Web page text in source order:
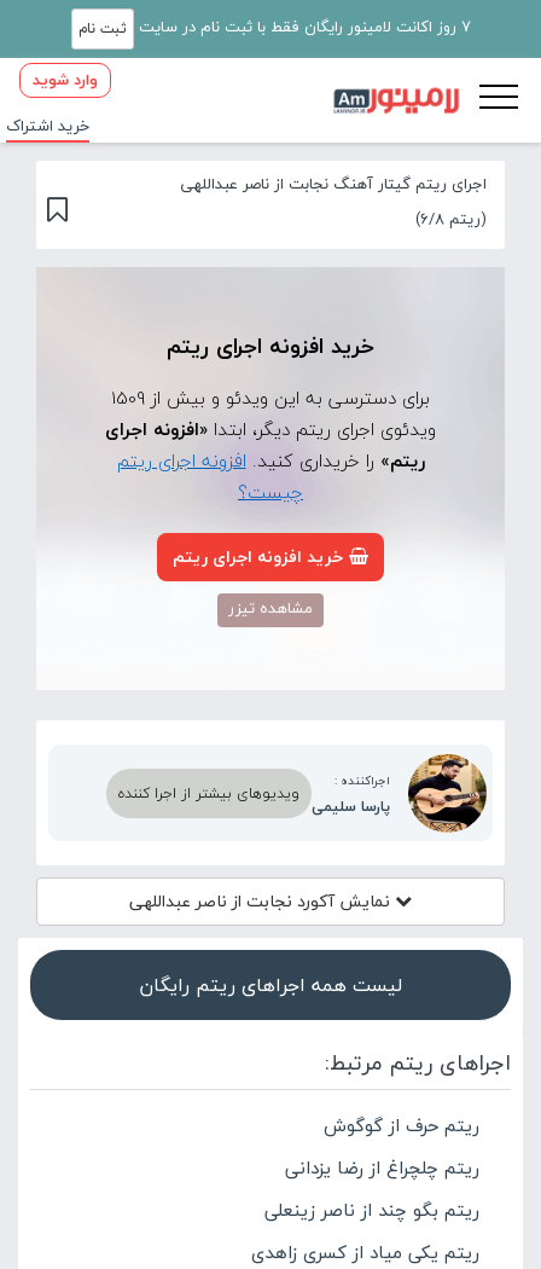
7 روز اکانت لامینور رایگان فقط با ثبت نام در سایت ثبت نام
وارد شوید
خرید اشتراک
اجرای ریتم گیتار آهنگ نجابت از ناصر عبداللهی
(ریتم 6/8)
خرید افزونه اجرای ریتم
برای دسترسی به این ویدئو و بیش از 1509
ویدئوی اجرای ریتم دیگر، ابتدا «افزونه اجرای
ریتم» را خریداری کنید.افزونه اجرای ریتم
چیست؟
خرید افزونه اجرای ریتم
مشاهده تیزر
اجراکننده :
پارسا سلیمی
ویدیوهای بیشتر از اجرا کننده
نمایش آکورد نجابت از ناصر عبداللهی
لیست همه اجراهای ریتم رایگان
اجراهای ریتم مرتبط:
ریتم حرف از گوگوش
ریتم چلچراغ از رضا یزدانی
ریتم بگو چند از ناصر زینعلی
ریتم یکی میاد از کسری زاهدی